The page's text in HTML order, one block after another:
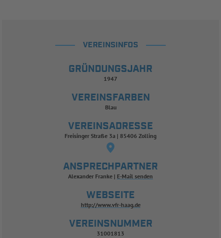
VEREINSINFOS
GRÜNDUNGSJAHR
1947
VEREINSFARBEN
Blau
VEREINSADRESSE
Freisinger Straße 3a | 85406 Zolling
ANSPRECHPARTNER
Alexander Franke E-Mail senden
WEBSEITE
http://www.vfr-haag.de
VEREINSNUMMER
31001813